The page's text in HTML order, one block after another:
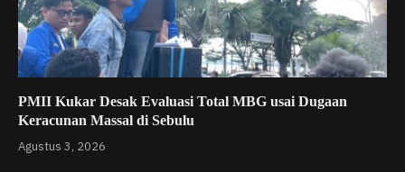
PMII Kukar Desak Evaluasi Total MBG usai Dugaan
Keracunan Massal di Sebulu
Agustus 3, 2026